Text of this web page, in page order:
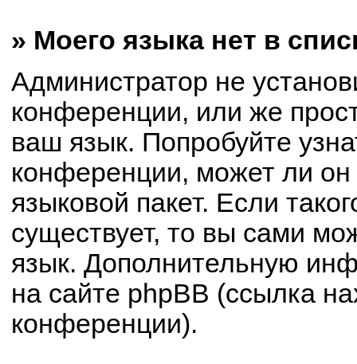
» Моего языка нет в
Администратор не
конференции, или же
ваш язык. Попробуйте
конференции, может ли
языковой пакет. Если
существует, то вы сами
язык. Дополнительную
на сайте phpBB (ссылка
конференции).